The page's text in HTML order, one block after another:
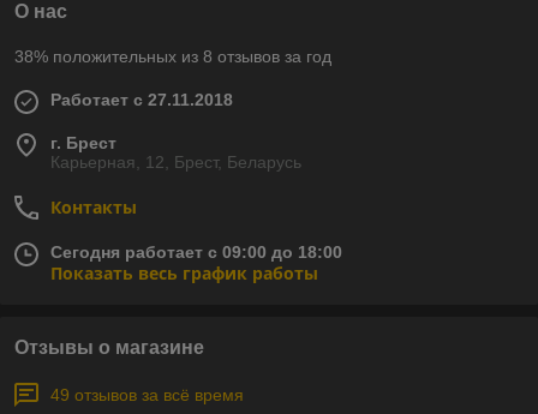
О нас
38% положительных из 8 отзывов за год
Работает с 27.11.2018
г. Брест
Карьерная, 12, Брест, Беларусь
Контакты
Сегодня работает с 09:00 до 18:00
Показать весь график работы
Отзывы о магазине
49 отзывов за всё время